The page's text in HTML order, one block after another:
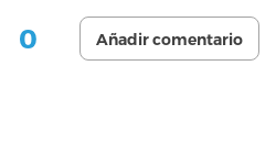
0 Añadir comentario